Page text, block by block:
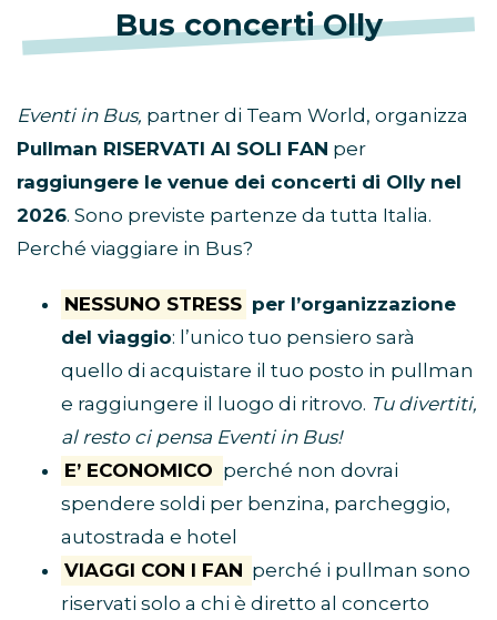
Bus concerti Olly
Eventi in Bus, partner di Team World, organizza
Pullman RISERVATI AI SOLI FAN per
raggiungere le venue dei concerti di Olly nel
2026. Sono previste partenze da tutta Italia.
Perché viaggiare in Bus?
NESSUNO STRESS per l’organizzazione
del viaggio: l’unico tuo pensiero sarà
quello di acquistare il tuo posto in pullman
e raggiungere il luogo di ritrovo. Tu divertiti,
al resto ci pensa Eventi in Bus!
E’ ECONOMICO perché non dovrai
spendere soldi per benzina, parcheggio,
autostrada e hotel
VIAGGI CON I FAN perché i pullman sono
riservati solo a chi è diretto al concerto